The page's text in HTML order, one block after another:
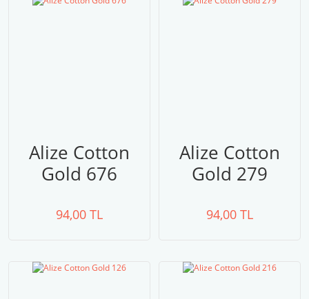
Alize Cotton
Gold 676
94,00 TL
Alize Cotton
Gold 279
94,00 TL